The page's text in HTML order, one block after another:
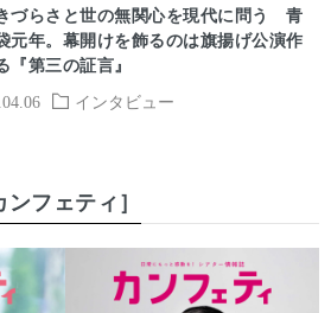
インタビュー
づらさと世の無関心を現代に問う 青
元年。幕開けを飾るのは旗揚げ公演作
『第三の証言』
フェティ］